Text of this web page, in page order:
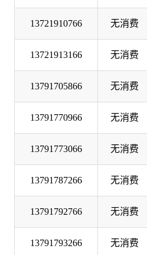
13721910766 无消费
13721913166 无消费
13791705866 无消费
13791770966 无消费
13791773066 无消费
13791787266 无消费
13791792766 无消费
13791793266 无消费